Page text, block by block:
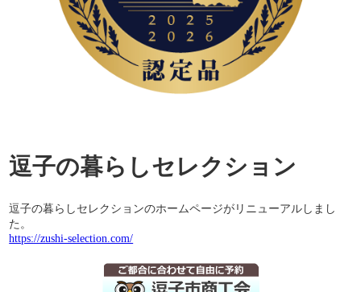
逗子の暮らしセレクション
逗子の暮らしセレクションのホームページがリニューアルしまし
た。
https://zushi-selection.com/